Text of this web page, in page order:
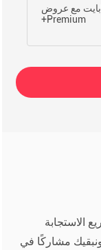
السعة حتى 500جيجابايت مع عروض
Premium+
الاستجابة
مشاركًا في